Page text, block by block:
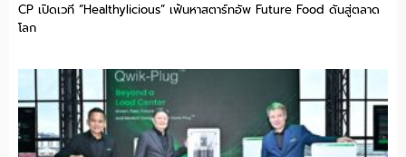
CP เปิดเวที “Healthylicious” เฟ้นหาสตาร์ทอัพ Future Food ดันสู่ตลาด
โลก